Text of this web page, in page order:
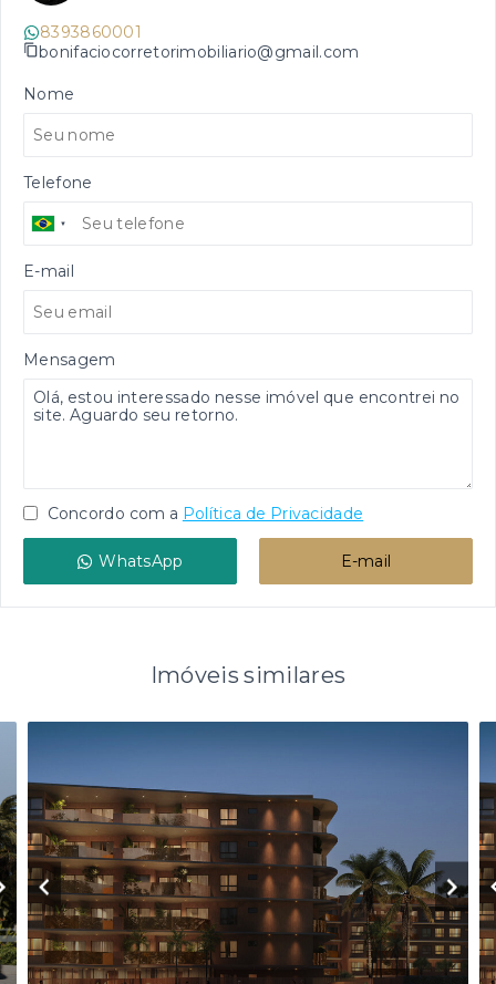
8393860001
bonifaciocorretorimobiliario@gmail.com
Nome
Telefone
E-mail
Mensagem
Concordo com a Política de Privacidade
WhatsApp E-mail
Imóveis similares